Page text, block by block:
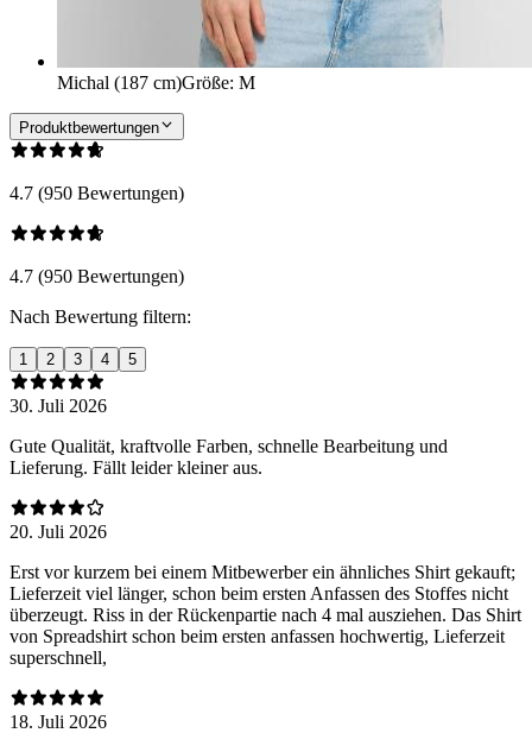
Michal (187 cm)Größe: M
Produktbewertungen
4.7 (950 Bewertungen)
4.7 (950 Bewertungen)
Nach Bewertung filtern:
1 2 3 4 5
30. Juli 2026
Gute Qualität, kraftvolle Farben, schnelle Bearbeitung und
Lieferung. Fällt leider kleiner aus.
20. Juli 2026
Erst vor kurzem bei einem Mitbewerber ein ähnliches Shirt gekauft;
Lieferzeit viel länger, schon beim ersten Anfassen des Stoffes nicht
überzeugt. Riss in der Rückenpartie nach 4 mal ausziehen. Das Shirt
von Spreadshirt schon beim ersten anfassen hochwertig, Lieferzeit
superschnell,
18. Juli 2026